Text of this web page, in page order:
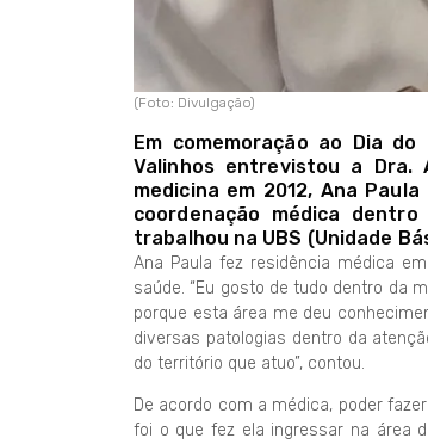
(Foto: Divulgação)
Em comemoração ao Dia
Valinhos entrevistou a Dra.
medicina em 2012, Ana
coordenação médica
trabalhou na UBS (Unidade
Ana Paula fez residência médica
saúde. “Eu gosto de tudo dentro da
porque esta área me deu
diversas patologias dentro da
do território que atuo”, contou.
De acordo com a médica, poder
foi o que fez ela ingressar na área